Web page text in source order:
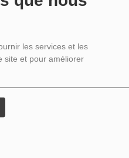
les services et les
site et pour améliorer